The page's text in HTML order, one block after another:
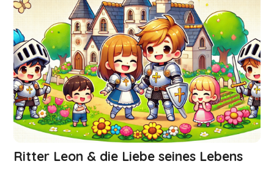
Ritter Leon & die Liebe seines Lebens